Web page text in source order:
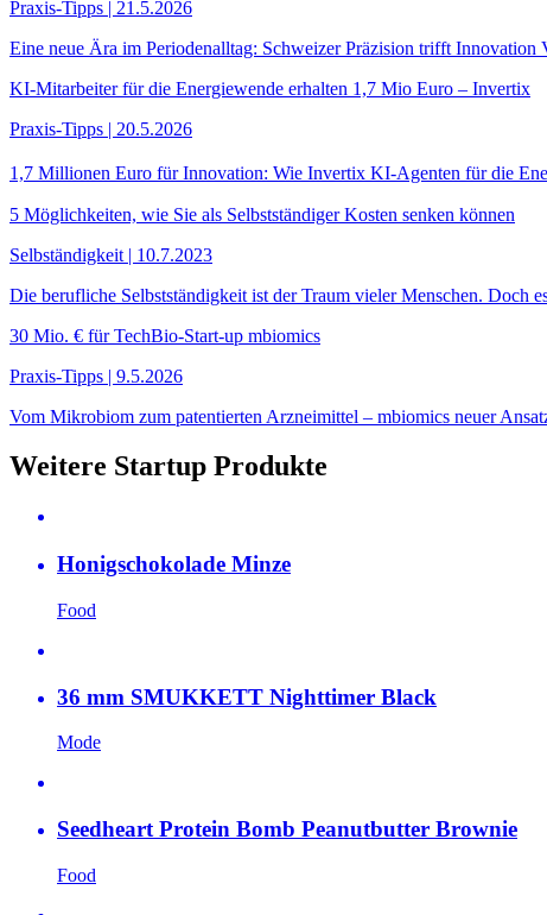
Praxis-Tipps | 21.5.2026
Eine neue Ära im Periodenalltag: Schweizer Präzision trifft
KI-Mitarbeiter für die Energiewende erhalten 1,7 Mio Euro – Invertix
Praxis-Tipps | 20.5.2026
1,7 Millionen Euro für Innovation: Wie Invertix KI-Agenten für die
5 Möglichkeiten, wie Sie als Selbstständiger Kosten senken können
Selbständigkeit | 10.7.2023
Die berufliche Selbstständigkeit ist der Traum vieler Menschen. Doch
30 Mio. € für TechBio-Start-up mbiomics
Praxis-Tipps | 9.5.2026
Vom Mikrobiom zum patentierten Arzneimittel – mbiomics neuer
Weitere Startup Produkte
Honigschokolade Minze
Food
36 mm SMUKKETT Nighttimer Black
Mode
Seedheart Protein Bomb Peanutbutter Brownie
Food